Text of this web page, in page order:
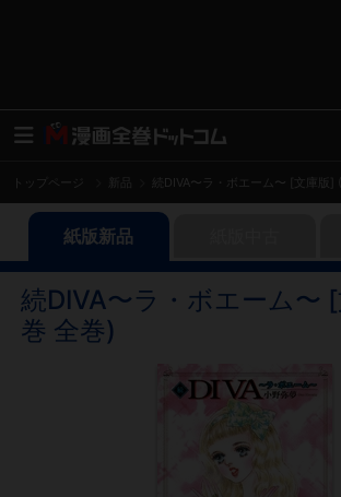
トップページ 続DIVA〜ラ・ボエーム〜 [文庫版]
紙版新品
続DIVA〜ラ・ボエーム〜
巻 全巻)